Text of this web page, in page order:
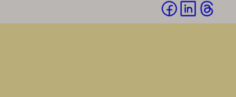
Jaa Jaa